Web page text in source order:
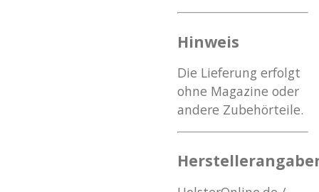
Hinweis
Die Lieferung erfolgt
ohne Magazine oder
andere Zubehörteile.